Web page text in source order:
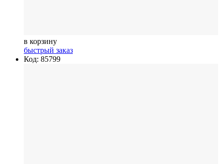
в корзину
быстрый заказ
Код: 85799